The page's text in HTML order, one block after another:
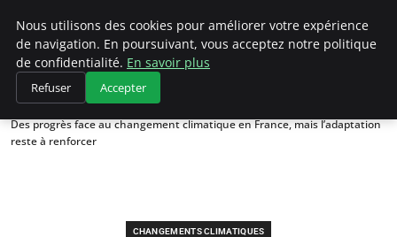
Climategatecountryclub.com
Accueil
Changements climatiques
Des progrès face au changement climatique en France, mais l’adaptation
reste à renforcer
CHANGEMENTS CLIMATIQUES
Nous utilisons des cookies pour améliorer votre expérience
de navigation. En poursuivant, vous acceptez notre politique
de confidentialité. En savoir plus
Refuser Accepter